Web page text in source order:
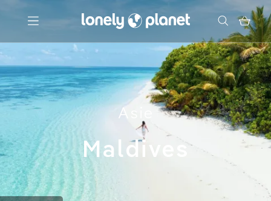
Menu
Votre recherche
Asie
Maldives